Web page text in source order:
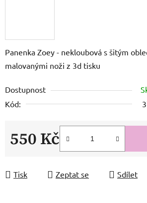
Panenka Zoey - nekloubová s šitým
malovanými noži z 3d tisku
Dostupnost
Kód:
550 Kč
Tisk Zeptat se Sdílet